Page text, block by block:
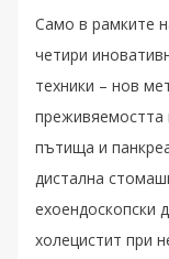
Само в рамките
четири
техники – нов
преживяемостта
пътища и
дистална
ехоендоскопски
холецистит при